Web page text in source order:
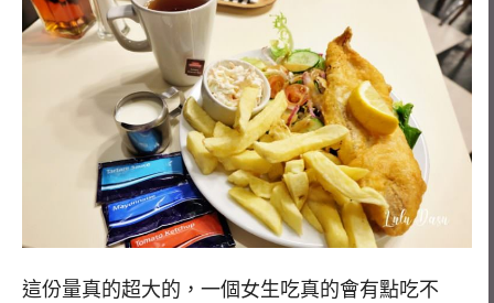
這份量真的超大的，一個女生吃真的會有點吃不